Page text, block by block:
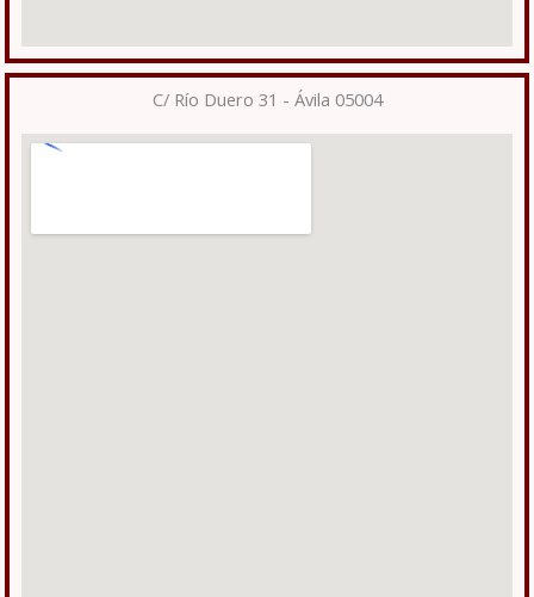
C/ Río Duero 31 - Ávila 05004